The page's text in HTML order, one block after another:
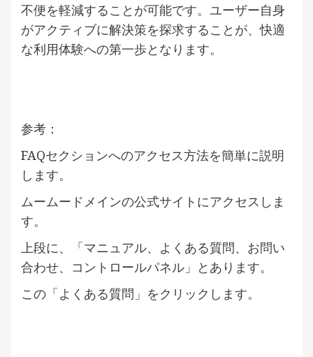
不便を軽減することが可能です。ユーザー自身
がアクティブに解決策を探求することが、快適
な利用体験への第一歩となります。
参考：
FAQセクションへのアクセス方法を簡単に説明
します。
ムームードメインの公式サイトにアクセスしま
す。
上段に、「マニュアル、よくある質問、お問い
合わせ、コントロールパネル」とあります。
この「よくある質問」をクリックします。